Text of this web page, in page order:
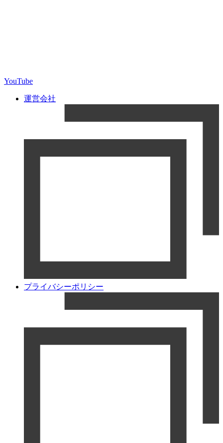
YouTube
運営会社
プライバシーポリシー